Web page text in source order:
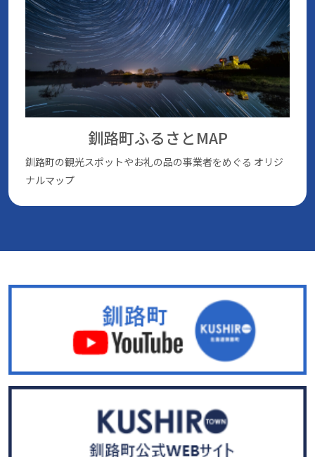
釧路町ふるさとMAP
釧路町の観光スポットやお礼の品の事業者をめぐる オリジ
ナルマップ